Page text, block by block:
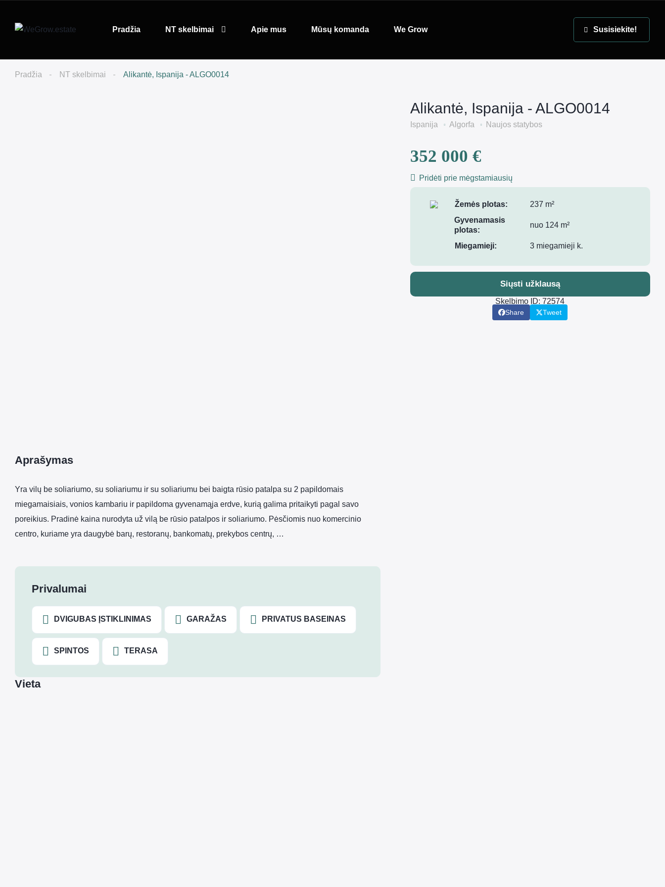
Pradžia NT skelbimai Apie mus Mūsų komanda We Grow Susisiekite!
Pradžia NT skelbimai Alikantė, Ispanija - ALGO0014
Aprašymas
Yra vilų be soliariumo, su soliariumu ir su soliariumu bei baigta rūsio patalpa su 2 papildomais
miegamaisiais, vonios kambariu ir papildoma gyvenamąja erdve, kurią galima pritaikyti pagal savo
poreikius. Pradinė kaina nurodyta už vilą be rūsio patalpos ir soliariumo. Pėsčiomis nuo komercinio
centro, kuriame yra daugybė barų, restoranų, bankomatų, prekybos centrų, …
Privalumai
DVIGUBAS ĮSTIKLINIMAS GARAŽAS PRIVATUS BASEINAS
SPINTOS TERASA
Vieta
Alikantė, Ispanija - ALGO0014
Ispanija Algorfa Naujos statybos
352 000 €
Pridėti prie mėgstamiausių
Žemės plotas:
237 m²
Gyvenamasis
plotas:
nuo 124 m²
Miegamieji: 3 miegamieji k.
Siųsti užklausą
Skelbimo ID: 72574
Share Tweet